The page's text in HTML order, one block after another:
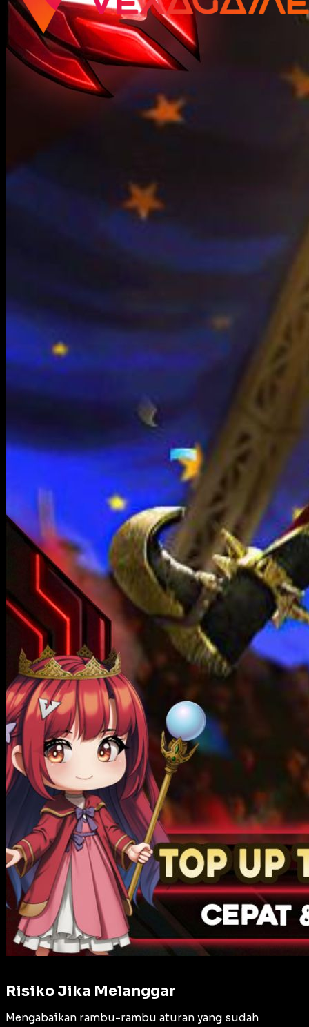
Risiko Jika Melanggar
Mengabaikan rambu-rambu aturan yang sudah